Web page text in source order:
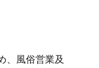
、風俗営業及